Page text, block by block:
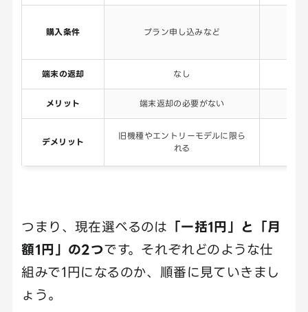
購入条件 プラン申し込みなど
端末の返却 なし
メリット 端末返却の必要がない
デメリット
旧機種やエントリーモデルに限ら
れる
つまり、現在選べるのは 「一括1円」と「月
額1円」の2つです。それぞれどのような仕
組みで1円になるのか、順番に見ていきまし
ょう。